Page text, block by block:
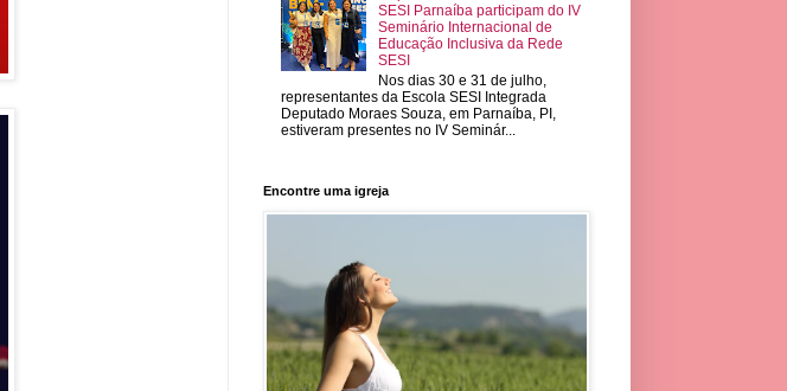
SESI Parnaíba participam do IV
Seminário Internacional de
Educação Inclusiva da Rede
SESI
Nos dias 30 e 31 de julho,
representantes da Escola SESI Integrada
Deputado Moraes Souza, em Parnaíba, PI,
estiveram presentes no IV Seminár...
Encontre uma igreja